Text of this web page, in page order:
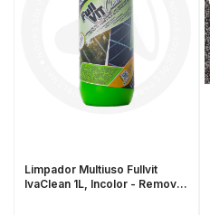
Limpador Multiuso Fullvit
IvaClean 1L, Incolor - Remove